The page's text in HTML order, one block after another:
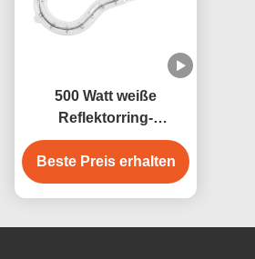
500 Watt weiße
Reflektorring-
Infrarotlampe für
industrielle Heizung
Beste Preis erhalten